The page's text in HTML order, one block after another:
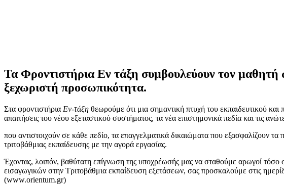
Τα Φροντιστήρια Εν τάξη συμβουλεύουν τον μαθητή
ξεχωριστή προσωπικότητα.
Στα φροντιστήρια Εν-τάξη θεωρούμε ότι μια σημαντική πτυχή του εκπαιδευτικού
απαιτήσεις του νέου εξεταστικού συστήματος, τα νέα επιστημονικά πεδία και τις
που αντιστοιχούν σε κάθε πεδίο, τα επαγγελματικά δικαιώματα που εξασφαλίζουν
τριτοβάθμιας εκπαίδευσης με την αγορά εργασίας.
Έχοντας, λοιπόν, βαθύτατη επίγνωση της υποχρέωσής μας να σταθούμε αρωγοί τόσο
εισαγωγικών στην Τριτοβάθμια εκπαίδευση εξετάσεων, σας προσκαλούμε στις
(www.orientum.gr)